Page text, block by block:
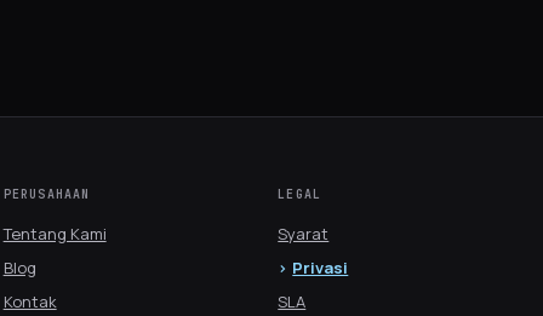
PERUSAHAAN
Tentang Kami
Blog
Kontak
LEGAL
Syarat
Privasi
SLA